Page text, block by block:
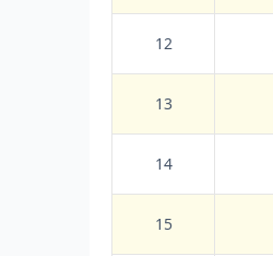
12
13
14
15